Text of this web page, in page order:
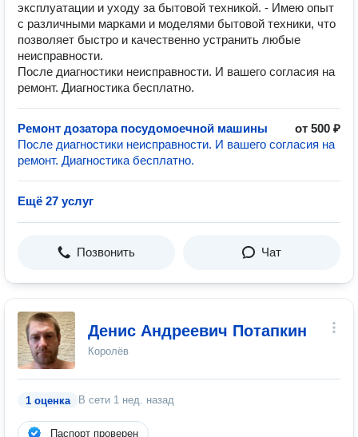
эксплуатации и уходу за бытовой техникой. - Имею опыт
с различными марками и моделями бытовой техники, что
позволяет быстро и качественно устранить любые
неисправности.
После диагностики неисправности. И вашего согласия на
ремонт. Диагностика бесплатно.
Ремонт дозатора посудомоечной машины
от 500 ₽
После диагностики неисправности. И вашего согласия на
ремонт. Диагностика бесплатно.
Ещё 27 услуг
Позвонить Чат
Денис Андреевич Потапкин
Королёв
1 оценка В сети 1 нед. назад
Паспорт проверен